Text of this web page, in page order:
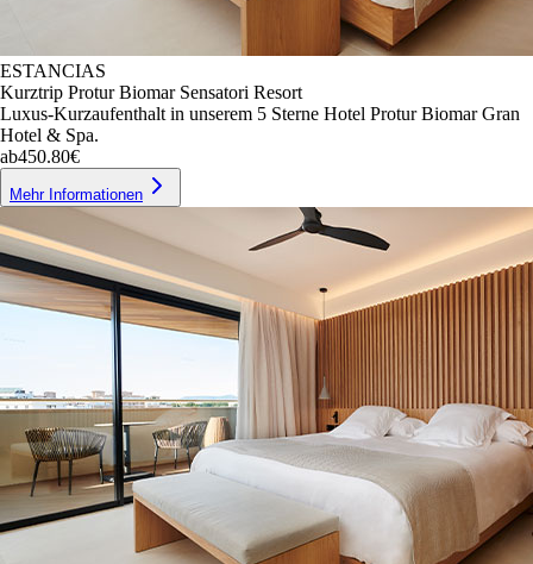
ESTANCIAS
Kurztrip Protur Biomar Sensatori Resort
Luxus-Kurzaufenthalt in unserem 5 Sterne Hotel Protur Biomar Gran
Hotel & Spa.
ab450.80€
Mehr Informationen